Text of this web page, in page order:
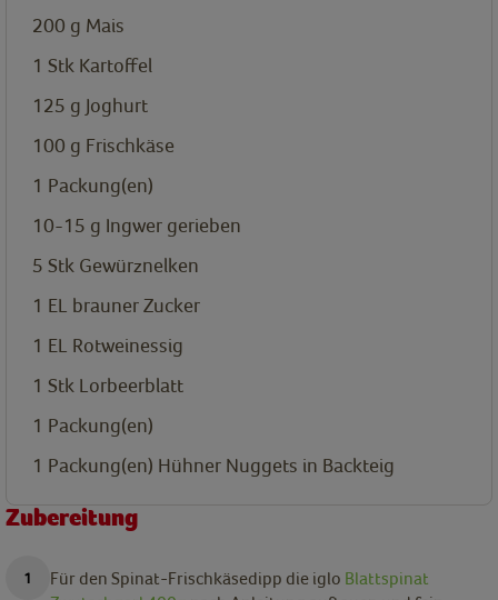
200 g Mais
1 Stk Kartoffel
125 g Joghurt
100 g Frischkäse
1 Packung(en)
10-15 g Ingwer gerieben
5 Stk Gewürznelken
1 EL brauner Zucker
1 EL Rotweinessig
1 Stk Lorbeerblatt
1 Packung(en)
1 Packung(en) Hühner Nuggets in Backteig
Zubereitung
Für den Spinat-Frischkäsedipp die iglo Blattspinat